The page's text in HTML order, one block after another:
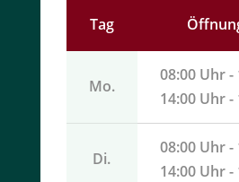
Tag
Mo.
08:00 Uhr -
14:00 Uhr
Di.
08:00 Uhr -
14:00 Uhr